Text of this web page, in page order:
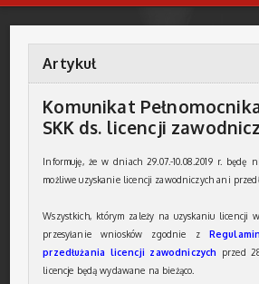
Artykuł
Komunikat
SKK ds. licencji
Informuję, że w dniach 29.07.-10.08.2019 r.
możliwe uzyskanie licencji zawodniczych ani
Wszystkich, którym zależy na uzyskaniu licencji
przesyłanie wniosków zgodnie z
przedłużania licencji zawodniczych
przed
licencje będą wydawane na bieżąco.